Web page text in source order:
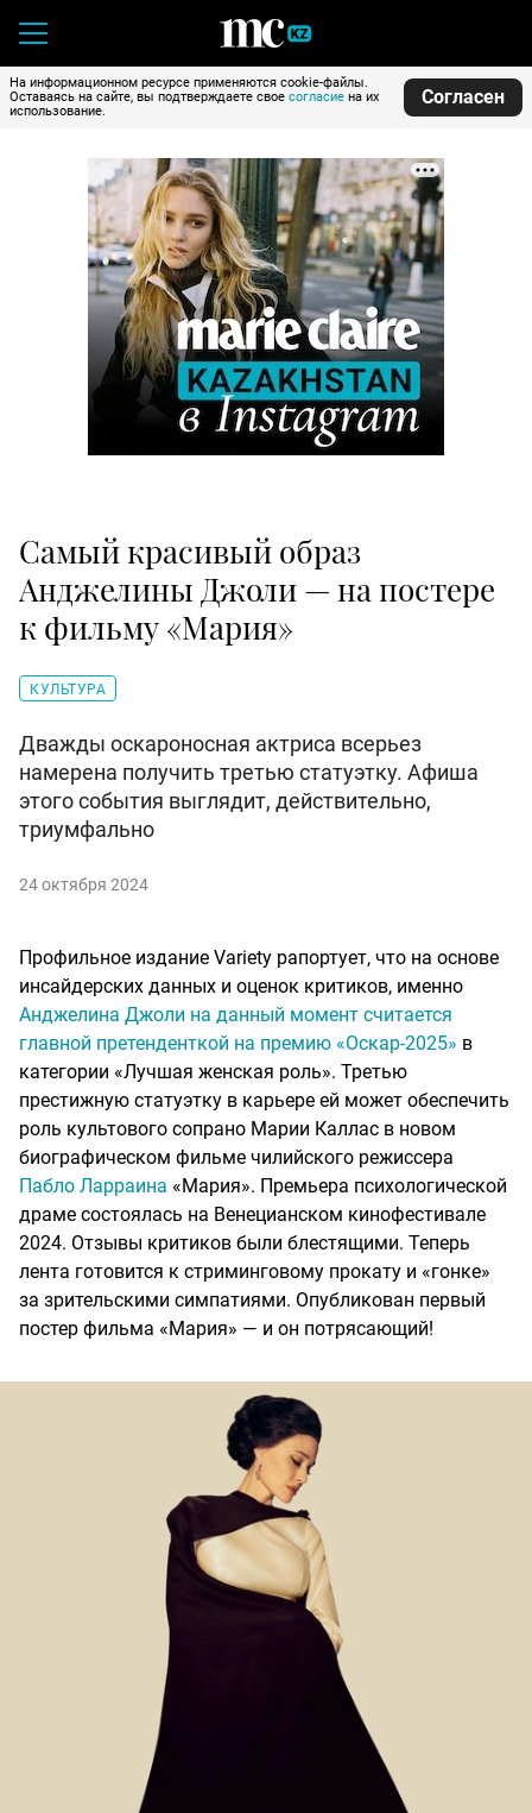
На информационном ресурсе применяются cookie-файлы.
Оставаясь на сайте, вы подтверждаете свое согласие на их
использование.
Согласен
Самый красивый образ
Анджелины Джоли — на постере
к фильму «Мария»
КУЛЬТУРА
Дважды оскароносная актриса всерьез
намерена получить третью статуэтку. Афиша
этого события выглядит, действительно,
триумфально
24 октября 2024
Профильное издание Variety рапортует, что на основе
инсайдерских данных и оценок критиков, именно
Анджелина Джоли на данный момент считается
главной претенденткой на премию «Оскар-2025» в
категории «Лучшая женская роль». Третью
престижную статуэтку в карьере ей может обеспечить
роль культового сопрано Марии Каллас в новом
биографическом фильме чилийского режиссера
Пабло Ларраина «Мария». Премьера психологической
драме состоялась на Венецианском кинофестивале
2024. Отзывы критиков были блестящими. Теперь
лента готовится к стриминговому прокату и «гонке»
за зрительскими симпатиями. Опубликован первый
постер фильма «Мария» — и он потрясающий!